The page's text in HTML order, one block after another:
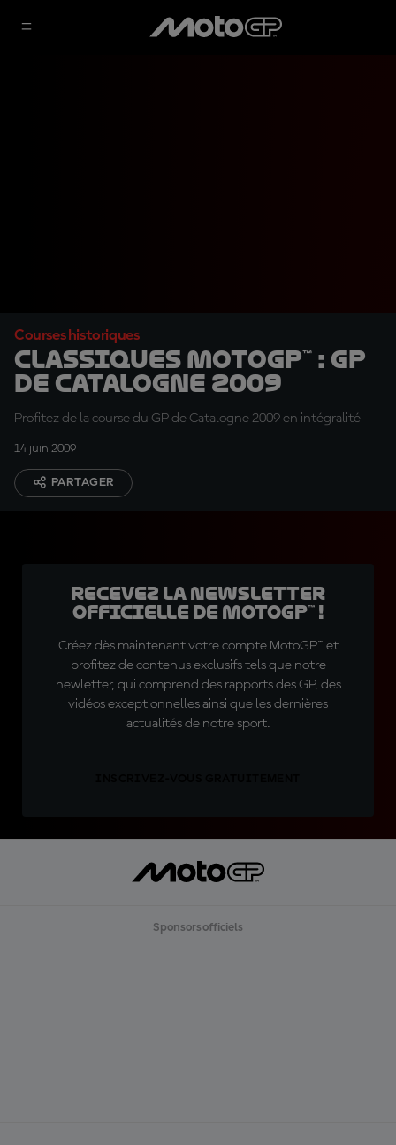
Courses historiques
Classiques MotoGP™ : GP
de Catalogne 2009
Profitez de la course du GP de Catalogne 2009 en intégralité
14 juin 2009
PARTAGER
Recevez la Newsletter
officielle de MotoGP™ !
Créez dès maintenant votre compte MotoGP™ et
profitez de contenus exclusifs tels que notre
newletter, qui comprend des rapports des GP, des
vidéos exceptionnelles ainsi que les dernières
actualités de notre sport.
Sponsors officiels